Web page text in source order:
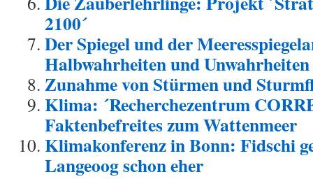
2100´
Der Spiegel und der
Halbwahrheiten und Unwahrheiten
Zunahme von Stürmen und
Klima: ´Recherchezentrum
Faktenbefreites zum Wattenmeer
Klimakonferenz in Bonn: Fidschi
Langeoog schon eher